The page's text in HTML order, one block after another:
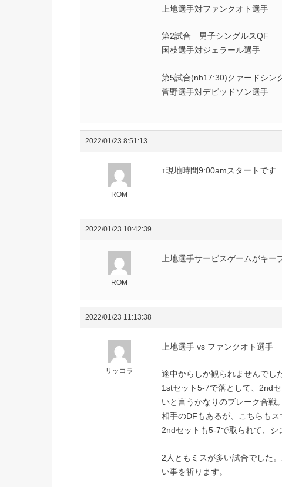
上地選手対ファンクオト選手
第2試合 男子シングルスQF
国枝選手対ジェラール選手
第5試合(nb17:30)クァードシン
菅野選手対デビッドソン選手
2022/01/23 8:51:13
ROM
↑現地時間9:00amスタートです
2022/01/23 10:42:39
ROM
上地選手サービスゲームがキー
2022/01/23 11:13:38
リッコラ
上地選手 vs ファンクオト選手
途中からしか観られませんでし
1stセット5-7で落として、2nd
いと言うかなりのブレーク合戦。
相手のDFもあるが、こちらもス
2ndセットも5-7で取られて、シ
2人ともミスが多い試合でした
い事を祈ります。